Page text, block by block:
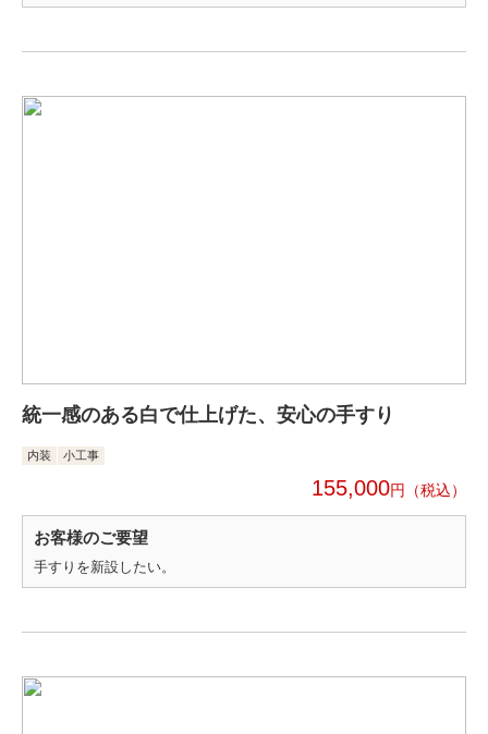
統一感のある白で仕上げた、安心の手すり
内装 小工事
155,000円
お客様のご要望
手すりを新設したい。